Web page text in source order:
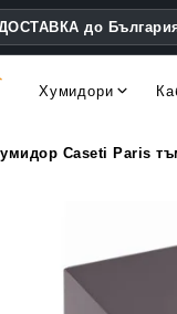
до
Хумидори
Caseti Paris